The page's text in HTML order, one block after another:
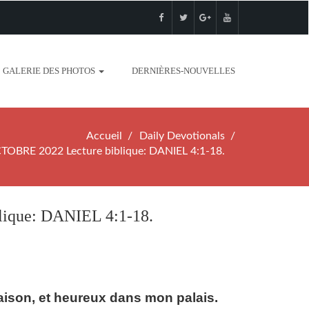
GALERIE DES PHOTOS DERNIÈRES-NOUVELLES
Accueil
Daily Devotionals
2022 Lecture biblique: DANIEL 4:1-18.
DANIEL 4:1-18.
et heureux dans mon palais.